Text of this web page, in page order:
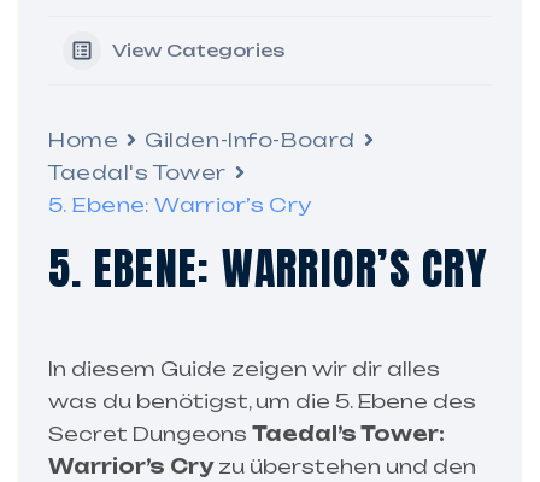
View Categories
Home
Gilden-Info-Board
Taedal's Tower
5. Ebene: Warrior’s Cry
5. EBENE: WARRIOR’S CRY
In diesem Guide zeigen wir dir alles
was du benötigst, um die 5. Ebene des
Secret Dungeons Taedal’s Tower:
Warrior’s Cry zu überstehen und den